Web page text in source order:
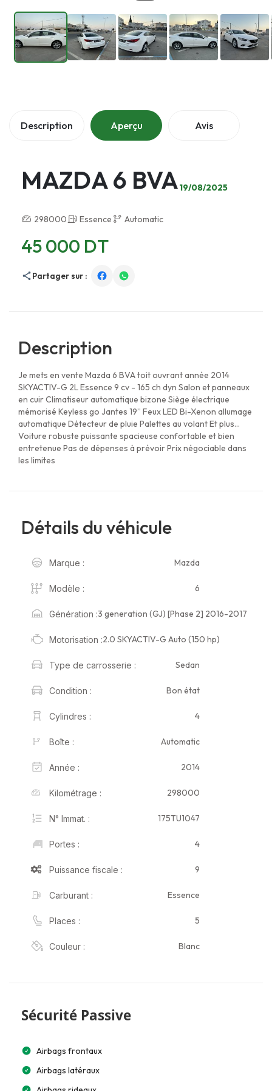
Description Aperçu Avis
MAZDA 6 BVA19/08/2025
298000 Essence Automatic
45 000 DT
Partager sur :
Description
Je mets en vente Mazda 6 BVA toit ouvrant année 2014
SKYACTIV-G 2L Essence 9 cv - 165 ch dyn Salon et panneaux
en cuir Climatiseur automatique bizone Siège électrique
mémorisé Keyless go Jantes 19” Feux LED Bi-Xenon allumage
automatique Détecteur de pluie Palettes au volant Et plus...
Voiture robuste puissante spacieuse confortable et bien
entretenue Pas de dépenses à prévoir Prix négociable dans
les limites
Détails du véhicule
Marque : Mazda
Modèle : 6
Génération :3 generation (GJ) [Phase 2] 2016-2017
Motorisation :2.0 SKYACTIV-G Auto (150 hp)
Type de carrosserie : Sedan
Condition : Bon état
Cylindres : 4
Boîte : Automatic
Année : 2014
Kilométrage : 298000
N° Immat. : 175TU1047
Portes : 4
Puissance fiscale : 9
Carburant : Essence
Places : 5
Couleur : Blanc
Sécurité Passive
Airbags frontaux
Airbags latéraux